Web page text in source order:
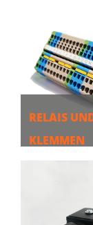
RELAIS
KLEMMEN